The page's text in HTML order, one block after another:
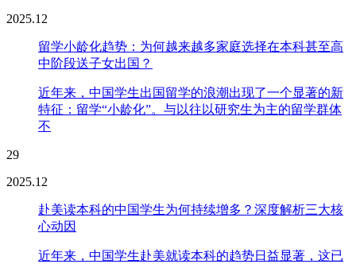
2025.12
留学小龄化趋势：为何越来越多家庭选择在本科甚至高
中阶段送子女出国？
近年来，中国学生出国留学的浪潮出现了一个显著的新
特征：留学“小龄化”。与以往以研究生为主的留学群体
不
29
2025.12
赴美读本科的中国学生为何持续增多？深度解析三大核
心动因
近年来，中国学生赴美就读本科的趋势日益显著，这已